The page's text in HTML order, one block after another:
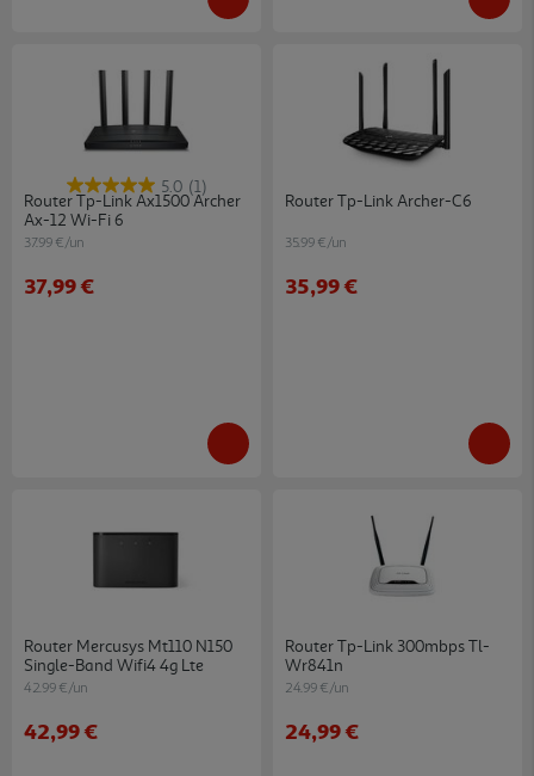
5.0 (1)
Router Tp-Link Ax1500 Archer
Ax-12 Wi-Fi 6
37.99 €/un
37,99 €
Router Tp-Link Archer-C6
35.99 €/un
35,99 €
Router Mercusys Mt110 N150
Single-Band Wifi4 4g Lte
42.99 €/un
42,99 €
Router Tp-Link 300mbps Tl-
Wr841n
24.99 €/un
24,99 €